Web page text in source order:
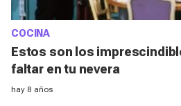
COCINA
Estos son los
faltar en tu nevera
hay 8 años